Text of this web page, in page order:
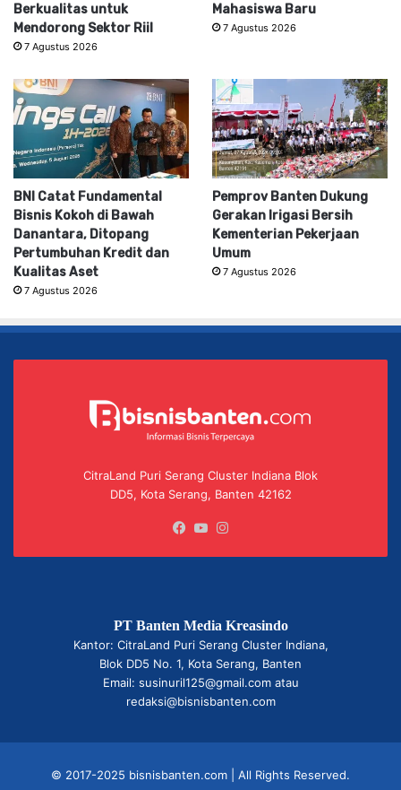
Berkualitas untuk
Mendorong Sektor Riil
7 Agustus 2026
Mahasiswa Baru
7 Agustus 2026
BNI Catat Fundamental
Bisnis Kokoh di Bawah
Danantara, Ditopang
Pertumbuhan Kredit dan
Kualitas Aset
7 Agustus 2026
Pemprov Banten Dukung
Gerakan Irigasi Bersih
Kementerian Pekerjaan
Umum
7 Agustus 2026
CitraLand Puri Serang Cluster Indiana Blok
DD5, Kota Serang, Banten 42162
Facebook
YouTube
PT Banten Media Kreasindo
Kantor: CitraLand Puri Serang Cluster Indiana,
Blok DD5 No. 1, Kota Serang, Banten
Email: susinuril125@gmail.com atau
redaksi@bisnisbanten.com
© 2017-2025 bisnisbanten.com | All Rights Reserved.